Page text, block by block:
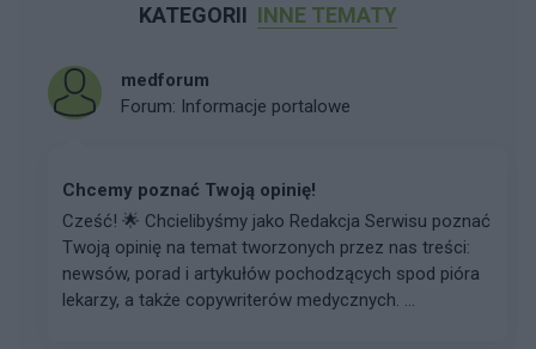
KATEGORII INNE TEMATY
medforum
Forum: Informacje portalowe
Chcemy poznać Twoją opinię!
Cześć! 🌟 Chcielibyśmy jako Redakcja Serwisu poznać
Twoją opinię na temat tworzonych przez nas treści:
newsów, porad i artykułów pochodzących spod pióra
lekarzy, a także copywriterów medycznych. ...